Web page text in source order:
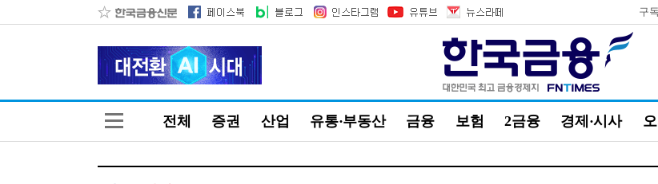
구
전체 증권 산업 유통·부동산 금융 보험 2금융 경제·시사